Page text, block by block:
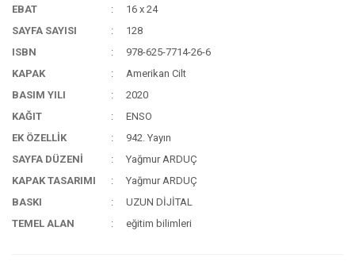
EBAT
16 x 24
SAYFA SAYISI
128
ISBN
978-625-7714-26-6
KAPAK
Amerikan Cilt
BASIM YILI
2020
KAĞIT
ENSO
EK ÖZELLİK
942. Yayın
SAYFA DÜZENİ
Yağmur ARDUÇ
KAPAK TASARIMI
Yağmur ARDUÇ
BASKI
UZUN DİJİTAL
TEMEL ALAN
eğitim bilimleri